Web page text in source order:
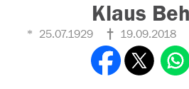
Klaus
25.07.1929 19.09.2018